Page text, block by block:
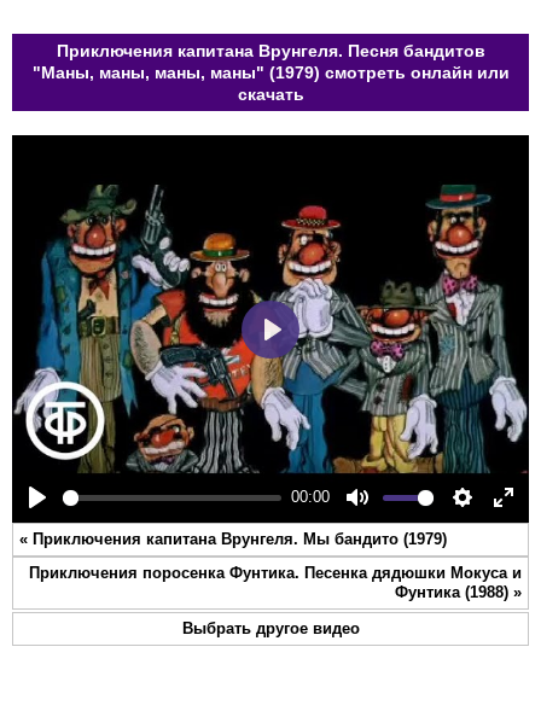
Приключения капитана Врунгеля. Песня бандитов
"Маны, маны, маны, маны" (1979) смотреть онлайн или
скачать
Play
00:00
Mute Settings
Play
« Приключения капитана Врунгеля. Мы бандито (1979)
Приключения поросенка Фунтика. Песенка дядюшки Мокуса и
Фунтика (1988) »
Выбрать другое видео